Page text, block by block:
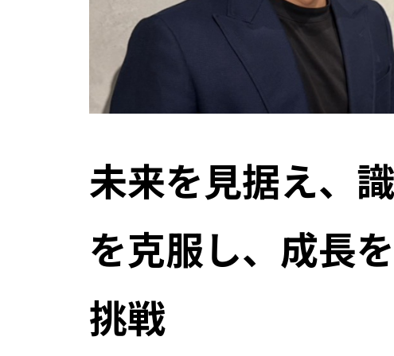
未来を見据え、
を克服し、成長
挑戦